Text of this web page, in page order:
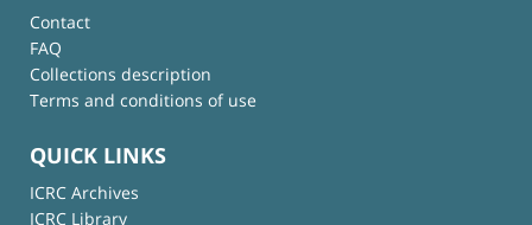
Contact
FAQ
Collections description
Terms and conditions of use
QUICK LINKS
ICRC Archives
ICRC Library